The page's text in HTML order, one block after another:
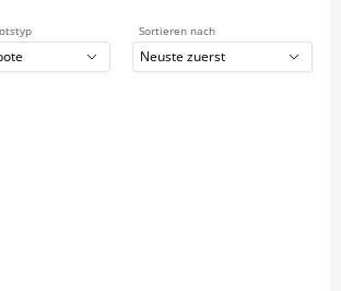
Sortieren nach
Neuste zuerst